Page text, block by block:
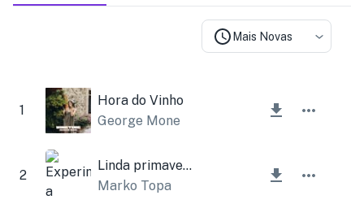
Mais Novas
1
Hora do Vinho
George Mone
2
Linda primavera
Marko Topa